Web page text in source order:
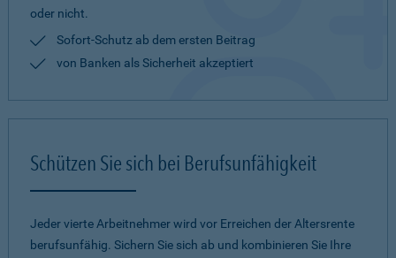
oder nicht.
Sofort-Schutz ab dem ersten Beitrag
von Banken als Sicherheit akzeptiert
Schützen Sie sich bei Berufsunfähigkeit
Jeder vierte Arbeitnehmer wird vor Erreichen der Altersrente
berufsunfähig. Sichern Sie sich ab und kombinieren Sie Ihre